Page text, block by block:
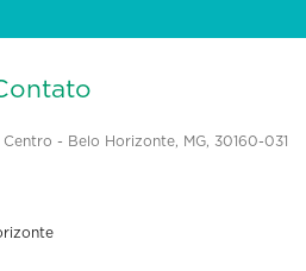
- Belo Horizonte, MG, 30160-031